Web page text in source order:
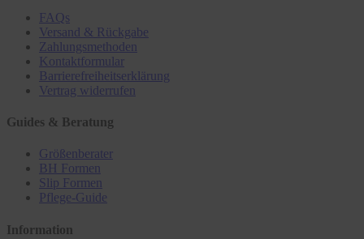
FAQs
Versand & Rückgabe
Zahlungsmethoden
Kontaktformular
Barrierefreiheitserklärung
Vertrag widerrufen
Guides & Beratung
Größenberater
BH Formen
Slip Formen
Pflege-Guide
Information